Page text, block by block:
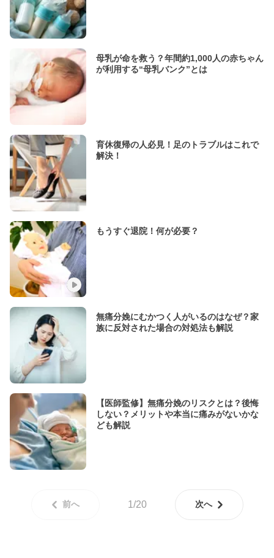
母乳が命を救う？年間約1,000人の赤ちゃん
が利用する“母乳バンク”とは
育休復帰の人必見！足のトラブルはこれで
解決！
もうすぐ退院！何が必要？
無痛分娩にむかつく人がいるのはなぜ？家
族に反対された場合の対処法も解説
【医師監修】無痛分娩のリスクとは？後悔
しない？メリットや本当に痛みがないかな
ども解説
前へ 1/20 次へ